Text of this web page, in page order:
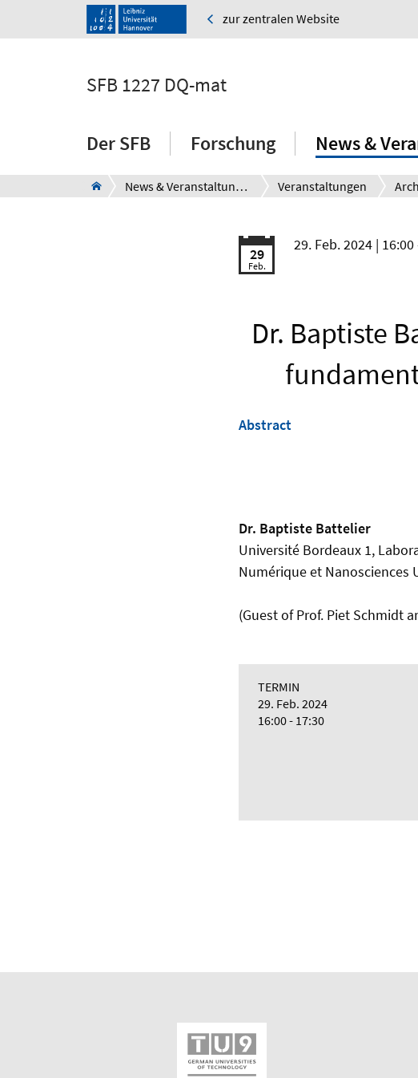
zur zentralen Website
SFB 1227 DQ-mat
Der SFB Forschung News &
News & Veranstaltungen Veranstaltungen
29
Feb.
29. Feb. 2024 |
Dr. Baptiste
Abstract
Dr. Baptiste Battelier
Université Bordeaux 1,
Numérique et Nanosciences
(Guest of Prof. Piet Schmidt
TERMIN
29. Feb. 2024
16:00 - 17:30